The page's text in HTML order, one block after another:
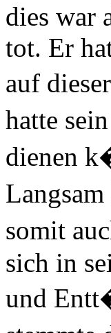
dies war
tot. Er
auf
hatte
dienen
somit
sich in
und